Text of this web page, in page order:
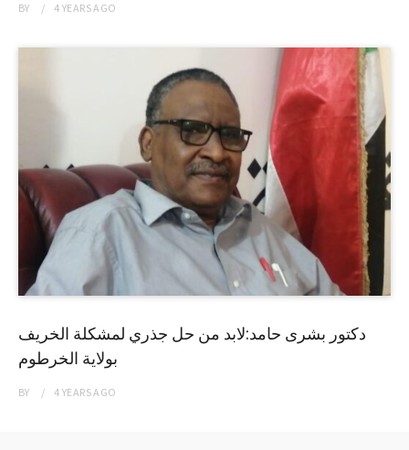
BY 4 YEARSAGO
دكتور بشرى حامد:لابد من حل جذري لمشكلة الخريف
بولاية الخرطوم
BY 4 YEARSAGO